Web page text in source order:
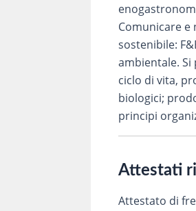
Comunicare
sostenibile:
ambientale.
ciclo di vita,
biologici;
principi
Attestati
Attestato di